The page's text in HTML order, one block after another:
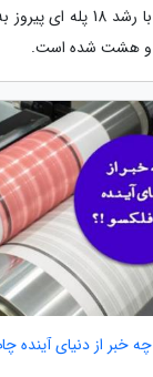
با رشد 18 پله ای
و هشت شده است.
چه خبر از دنیای آینده